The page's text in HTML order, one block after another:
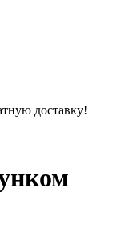
доставку!